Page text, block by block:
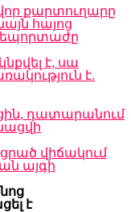
քարտուղարը
հայոց
է, սա
է.
դատարանում
վիճակում
այգի
է